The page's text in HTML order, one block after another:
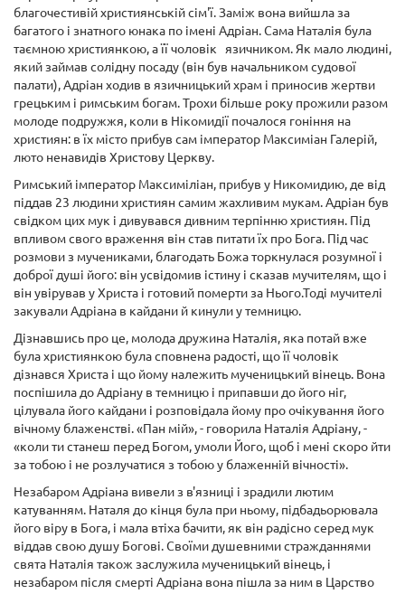
благочестивій християнській сім'ї. Заміж вона вийшла за
багатого і знатного юнака по імені Адріан. Сама Наталія була
таємною християнкою, а її чоловік язичником. Як мало людині,
який займав солідну посаду (він був начальником судової
палати), Адріан ходив в язичницький храм і приносив жертви
грецьким і римським богам. Трохи більше року прожили разом
молоде подружжя, коли в Нікомидії почалося гоніння на
християн: в їх місто прибув сам імператор Максиміан Галерій,
люто ненавидів Христову Церкву.
Римський імператор Максиміліан, прибув у Никомидию, де від
піддав 23 людини християн самим жахливим мукам. Адріан був
свідком цих мук і дивувався дивним терпінню християн. Під
впливом свого враження він став питати їх про Бога. Під час
розмови з мучениками, благодать Божа торкнулася розумної і
доброї душі його: він усвідомив істину і сказав мучителям, що і
він увірував у Христа і готовий померти за Нього.Тоді мучителі
закували Адріана в кайдани й кинули у темницю.
Дізнавшись про це, молода дружина Наталія, яка потай вже
була християнкою була сповнена радості, що її чоловік
дізнався Христа і що йому належить мученицький вінець. Вона
поспішила до Адріану в темницю і припавши до його ніг,
цілувала його кайдани і розповідала йому про очікування його
вічному блаженстві. «Пан мій», - говорила Наталія Адріану, -
«коли ти станеш перед Богом, умоли Його, щоб і мені скоро йти
за тобою і не розлучатися з тобою у блаженній вічності».
Незабаром Адріана вивели з в'язниці і зрадили лютим
катуванням. Наталя до кінця була при ньому, підбадьорювала
його віру в Бога, і мала втіха бачити, як він радісно серед мук
віддав свою душу Богові. Своїми душевними стражданнями
свята Наталія також заслужила мученицький вінець, і
незабаром після смерті Адріана вона пішла за ним в Царство